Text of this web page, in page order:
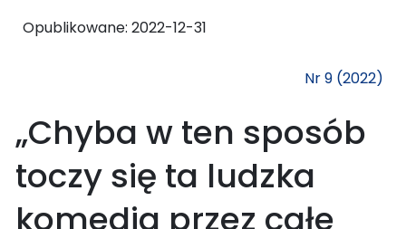
Opublikowane: 2022-12-31
Nr 9 (2022)
„Chyba w ten sposób
toczy się ta ludzka
komedia przez całe